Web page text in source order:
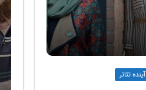
تئاتر